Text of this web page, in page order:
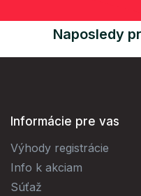
Naposledy
Informácie pre vas
Výhody registrácie
Info k akciam
Súťaž